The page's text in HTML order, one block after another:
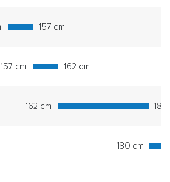
157 cm
157 cm 162 cm
162 cm 180
180 cm